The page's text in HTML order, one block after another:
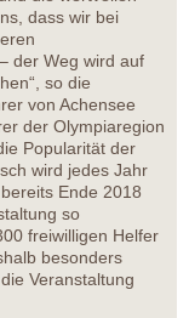
dass wir bei
der Weg wird auf
so die
von Achensee
der Olympiaregion
Popularität der
wird jedes Jahr
Ende 2018
so
freiwilligen Helfer
besonders
Veranstaltung